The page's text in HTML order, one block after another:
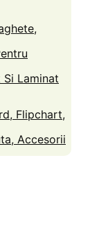
Si Laminat
Flipchart,
Accesorii